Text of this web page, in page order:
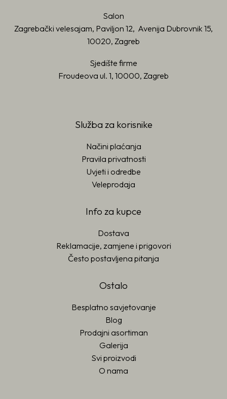
Salon
Zagrebački velesajam, Paviljon 12, Avenija Dubrovnik 15,
10020, Zagreb
Sjedište firme
Froudeova ul. 1, 10000, Zagreb
Služba za korisnike
Načini plaćanja
Pravila privatnosti
Uvjeti i odredbe
Veleprodaja
Info za kupce
Dostava
Reklamacije, zamjene i prigovori
Često postavljena pitanja
Ostalo
Besplatno savjetovanje
Blog
Prodajni asortiman
Galerija
Svi proizvodi
O nama